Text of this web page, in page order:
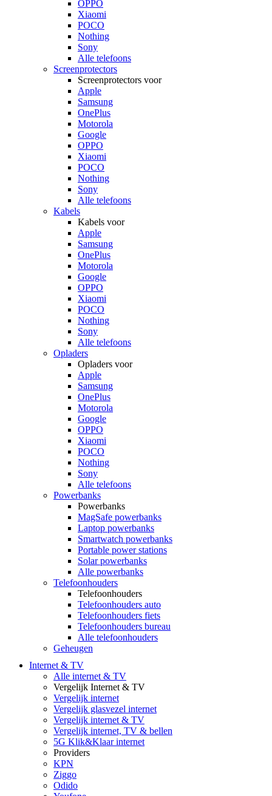
OPPO
Xiaomi
POCO
Nothing
Sony
Alle telefoons
Screenprotectors
Screenprotectors voor
Apple
Samsung
OnePlus
Motorola
Google
OPPO
Xiaomi
POCO
Nothing
Sony
Alle telefoons
Kabels
Kabels voor
Apple
Samsung
OnePlus
Motorola
Google
OPPO
Xiaomi
POCO
Nothing
Sony
Alle telefoons
Opladers
Opladers voor
Apple
Samsung
OnePlus
Motorola
Google
OPPO
Xiaomi
POCO
Nothing
Sony
Alle telefoons
Powerbanks
Powerbanks
MagSafe powerbanks
Laptop powerbanks
Smartwatch powerbanks
Portable power stations
Solar powerbanks
Alle powerbanks
Telefoonhouders
Telefoonhouders
Telefoonhouders auto
Telefoonhouders fiets
Telefoonhouders bureau
Alle telefoonhouders
Geheugen
Internet & TV
Alle internet & TV
Vergelijk Internet & TV
Vergelijk internet
Vergelijk glasvezel internet
Vergelijk internet & TV
Vergelijk internet, TV & bellen
5G Klik&Klaar internet
Providers
KPN
Ziggo
Odido